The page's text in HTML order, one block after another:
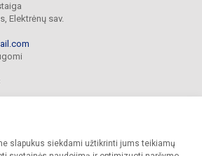
slapukus siekdami užtikrinti jums teikiamų
Elektrėnų sav.
Vievio gimnazija. Visos teisės saugomos.